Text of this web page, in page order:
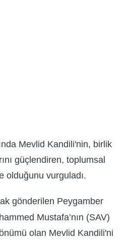
Mevlid Kandili'nin, birlik
güçlendiren, toplumsal
olduğunu vurguladı.
gönderilen Peygamber
Mustafa’nın (SAV)
olan Mevlid Kandili'ni